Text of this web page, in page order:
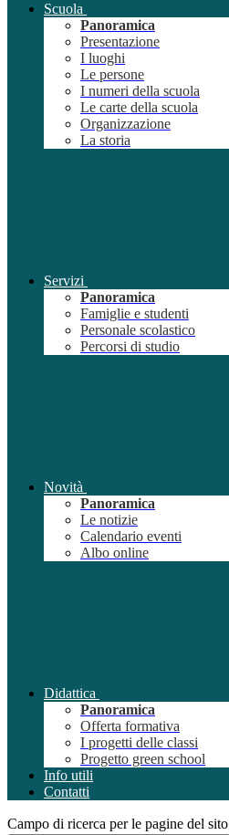
Scuola
Panoramica
Presentazione
I luoghi
Le persone
I numeri della scuola
Le carte della scuola
Organizzazione
La storia
Servizi
Panoramica
Famiglie e studenti
Personale scolastico
Percorsi di studio
Novità
Panoramica
Le notizie
Calendario eventi
Albo online
Didattica
Panoramica
Offerta formativa
I progetti delle classi
Progetto green school
Info utili
Contatti
Campo di ricerca per le pagine del sito